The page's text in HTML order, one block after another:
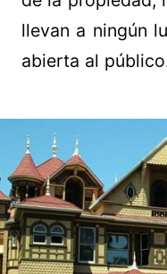
llevan a ningún
abierta al